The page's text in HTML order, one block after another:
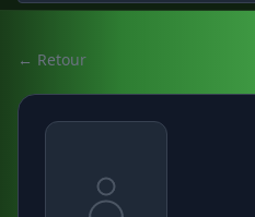
← Retour